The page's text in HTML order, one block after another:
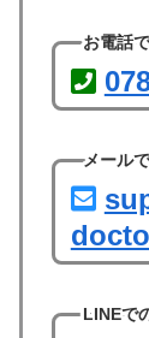
お電話
メール
LINEで